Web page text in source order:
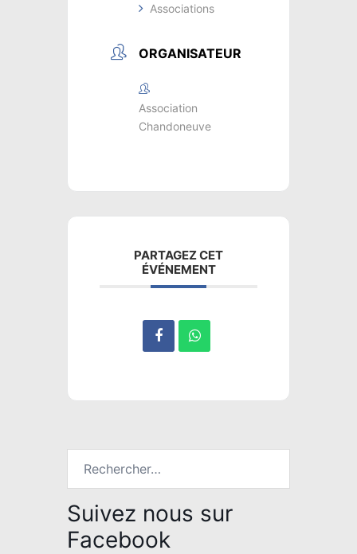
Associations
ORGANISATEUR
Association
Chandoneuve
PARTAGEZ CET
ÉVÉNEMENT
Suivez nous sur
Facebook